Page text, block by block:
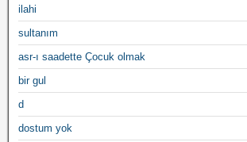
ilahi
sultanım
asr-ı saadette Çocuk olmak
bir gul
d
dostum yok